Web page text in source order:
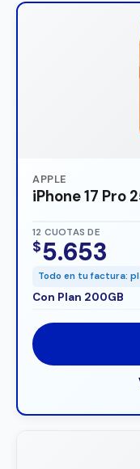
APPLE
iPhone 17 Pro
12 CUOTAS DE
$5.653
Todo en tu factura:
Con Plan 200GB